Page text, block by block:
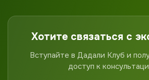
Хотите связаться с
Вступайте в Дадали Клуб и
доступ к